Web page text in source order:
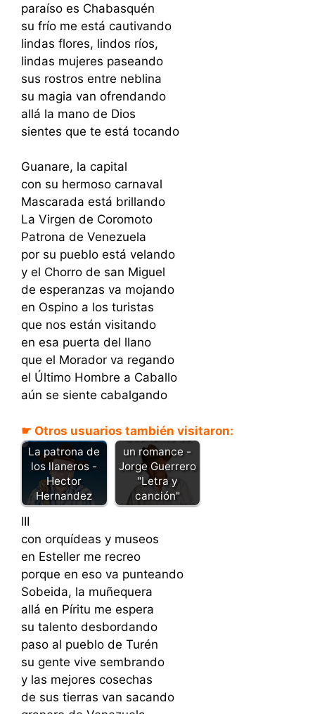
paraíso es Chabasquén
su frío me está cautivando
lindas flores, lindos ríos,
lindas mujeres paseando
sus rostros entre neblina
su magia van ofrendando
allá la mano de Dios
sientes que te está tocando
Guanare, la capital
con su hermoso carnaval
Mascarada está brillando
La Virgen de Coromoto
Patrona de Venezuela
por su pueblo está velando
y el Chorro de san Miguel
de esperanzas va mojando
en Ospino a los turistas
que nos están visitando
en esa puerta del llano
que el Morador va regando
el Último Hombre a Caballo
aún se siente cabalgando
☛ Otros usuarios también visitaron:
La patrona de
los llaneros -
Hector
Hernandez
Guanarito es
un romance -
Jorge Guerrero
"Letra y
canción"
III
con orquídeas y museos
en Esteller me recreo
porque en eso va punteando
Sobeida, la muñequera
allá en Píritu me espera
su talento desbordando
paso al pueblo de Turén
su gente vive sembrando
y las mejores cosechas
de sus tierras van sacando